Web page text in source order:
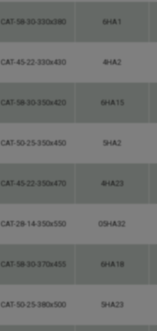
CAT-58-30-330x380 6HA1
CAT-45-22-330x430 4HA2
CAT-58-30-350x420 6HA15
CAT-50-25-350x450 5HA2
CAT-45-22-350x470 4HA23
CAT-28-14-350x550 05HA32
CAT-58-30-370x455 6HA18
CAT-50-25-380x500 5HA23